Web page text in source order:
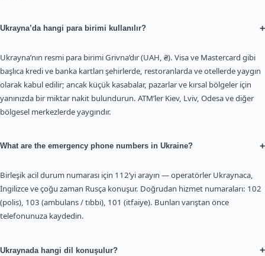
Ukrayna’da hangi para birimi kullanılır? +
Ukrayna’nın resmi para birimi Grivna’dır (UAH, ₴). Visa ve Mastercard gibi
başlıca kredi ve banka kartları şehirlerde, restoranlarda ve otellerde yaygın
olarak kabul edilir; ancak küçük kasabalar, pazarlar ve kırsal bölgeler için
yanınızda bir miktar nakit bulundurun. ATM’ler Kiev, Lviv, Odesa ve diğer
bölgesel merkezlerde yaygındır.
What are the emergency phone numbers in Ukraine? +
Birleşik acil durum numarası için 112’yi arayın — operatörler Ukraynaca,
İngilizce ve çoğu zaman Rusça konuşur. Doğrudan hizmet numaraları: 102
(polis), 103 (ambulans / tıbbi), 101 (itfaiye). Bunları varıştan önce
telefonunuza kaydedin.
Ukraynada hangi dil konuşulur? +